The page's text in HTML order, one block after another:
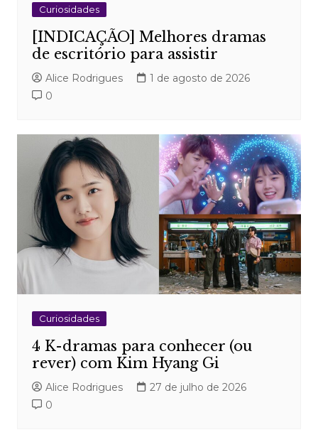
Curiosidades
[INDICAÇÃO] Melhores dramas
de escritório para assistir
Alice Rodrigues
1 de agosto de 2026
0
Curiosidades
4 K-dramas para conhecer (ou
rever) com Kim Hyang Gi
Alice Rodrigues
27 de julho de 2026
0